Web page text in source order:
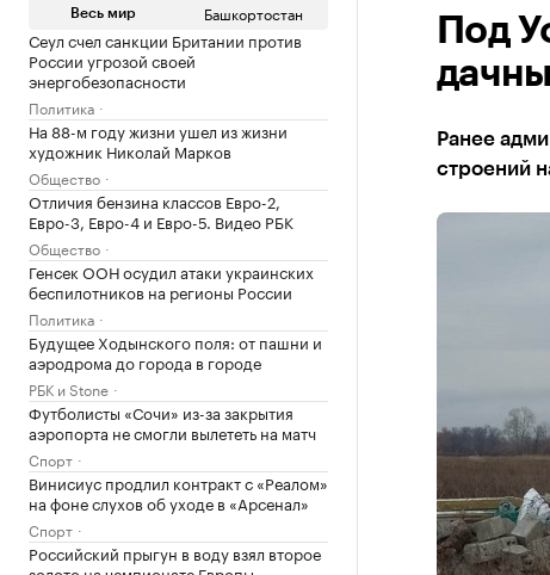
Весь мир Башкортостан
Сеул счел санкции Британии против
России угрозой своей
энергобезопасности
Политика
На 88-м году жизни ушел из жизни
художник Николай Марков
Общество
Отличия бензина классов Евро-2,
Евро-3, Евро-4 и Евро-5. Видео РБК
Общество
Генсек ООН осудил атаки украинских
беспилотников на регионы России
Политика
Будущее Ходынского поля: от пашни и
аэродрома до города в городе
РБК и Stone
Футболисты «Сочи» из-за закрытия
аэропорта не смогли вылететь на матч
Спорт
Винисиус продлил контракт с «Реалом»
на фоне слухов об уходе в «Арсенал»
Спорт
Российский прыгун в воду взял второе
Под
Ранее
строений